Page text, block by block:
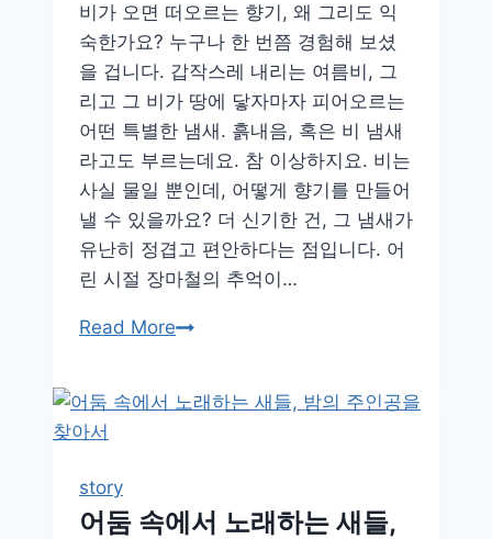
는
심
리
적
안
정
비가 오면 떠오르는 향기, 왜 그리도 익
숙한가요? 누구나 한 번쯤 경험해 보셨
을 겁니다. 갑작스레 내리는 여름비, 그
리고 그 비가 땅에 닿자마자 피어오르는
어떤 특별한 냄새. 흙내음, 혹은 비 냄새
라고도 부르는데요. 참 이상하지요. 비는
사실 물일 뿐인데, 어떻게 향기를 만들어
낼 수 있을까요? 더 신기한 건, 그 냄새가
유난히 정겹고 편안하다는 점입니다. 어
린 시절 장마철의 추억이…
Read More비
날
그
story
어둠 속에서 노래하는 새들,